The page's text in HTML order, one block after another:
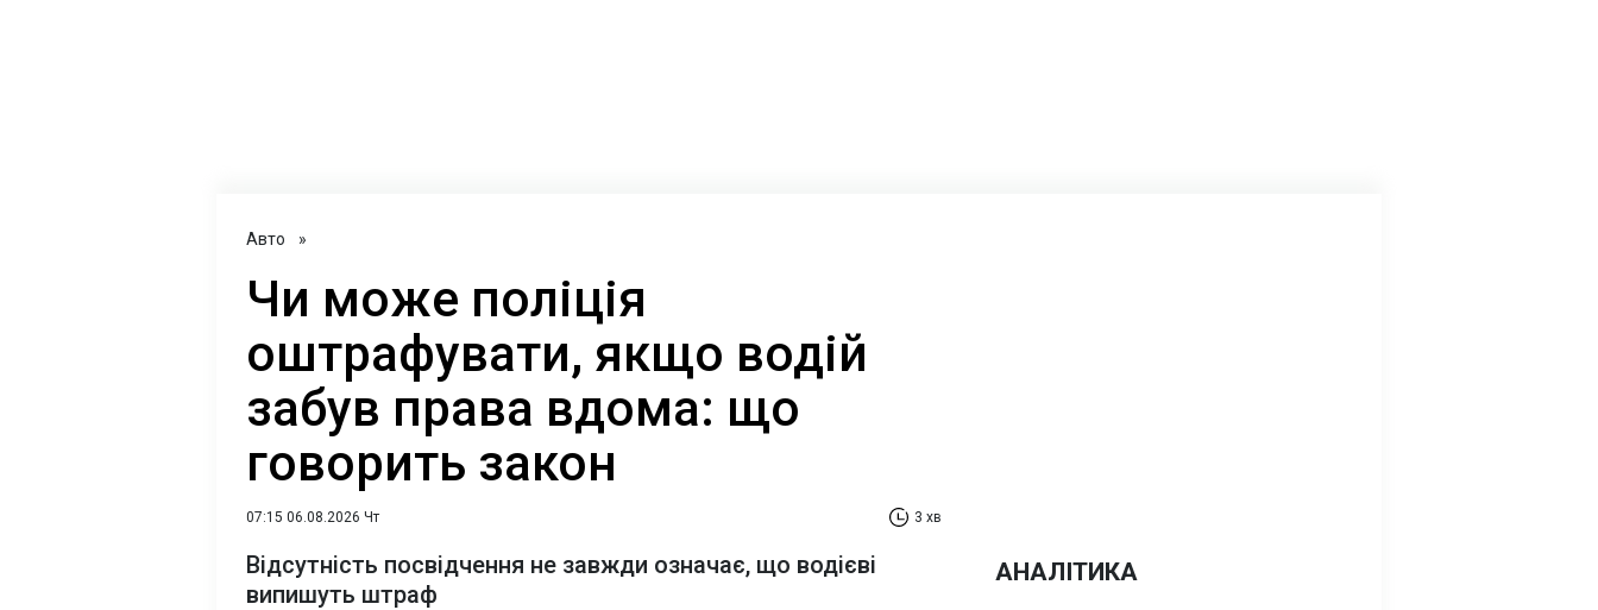
Авто »
Чи може поліція
оштрафувати, якщо водій
забув права вдома: що
говорить закон
07:15 06.08.2026 Чт 3 хв
Відсутність посвідчення не завжди означає, що водієві
випишуть штраф
АНАЛІТИКА